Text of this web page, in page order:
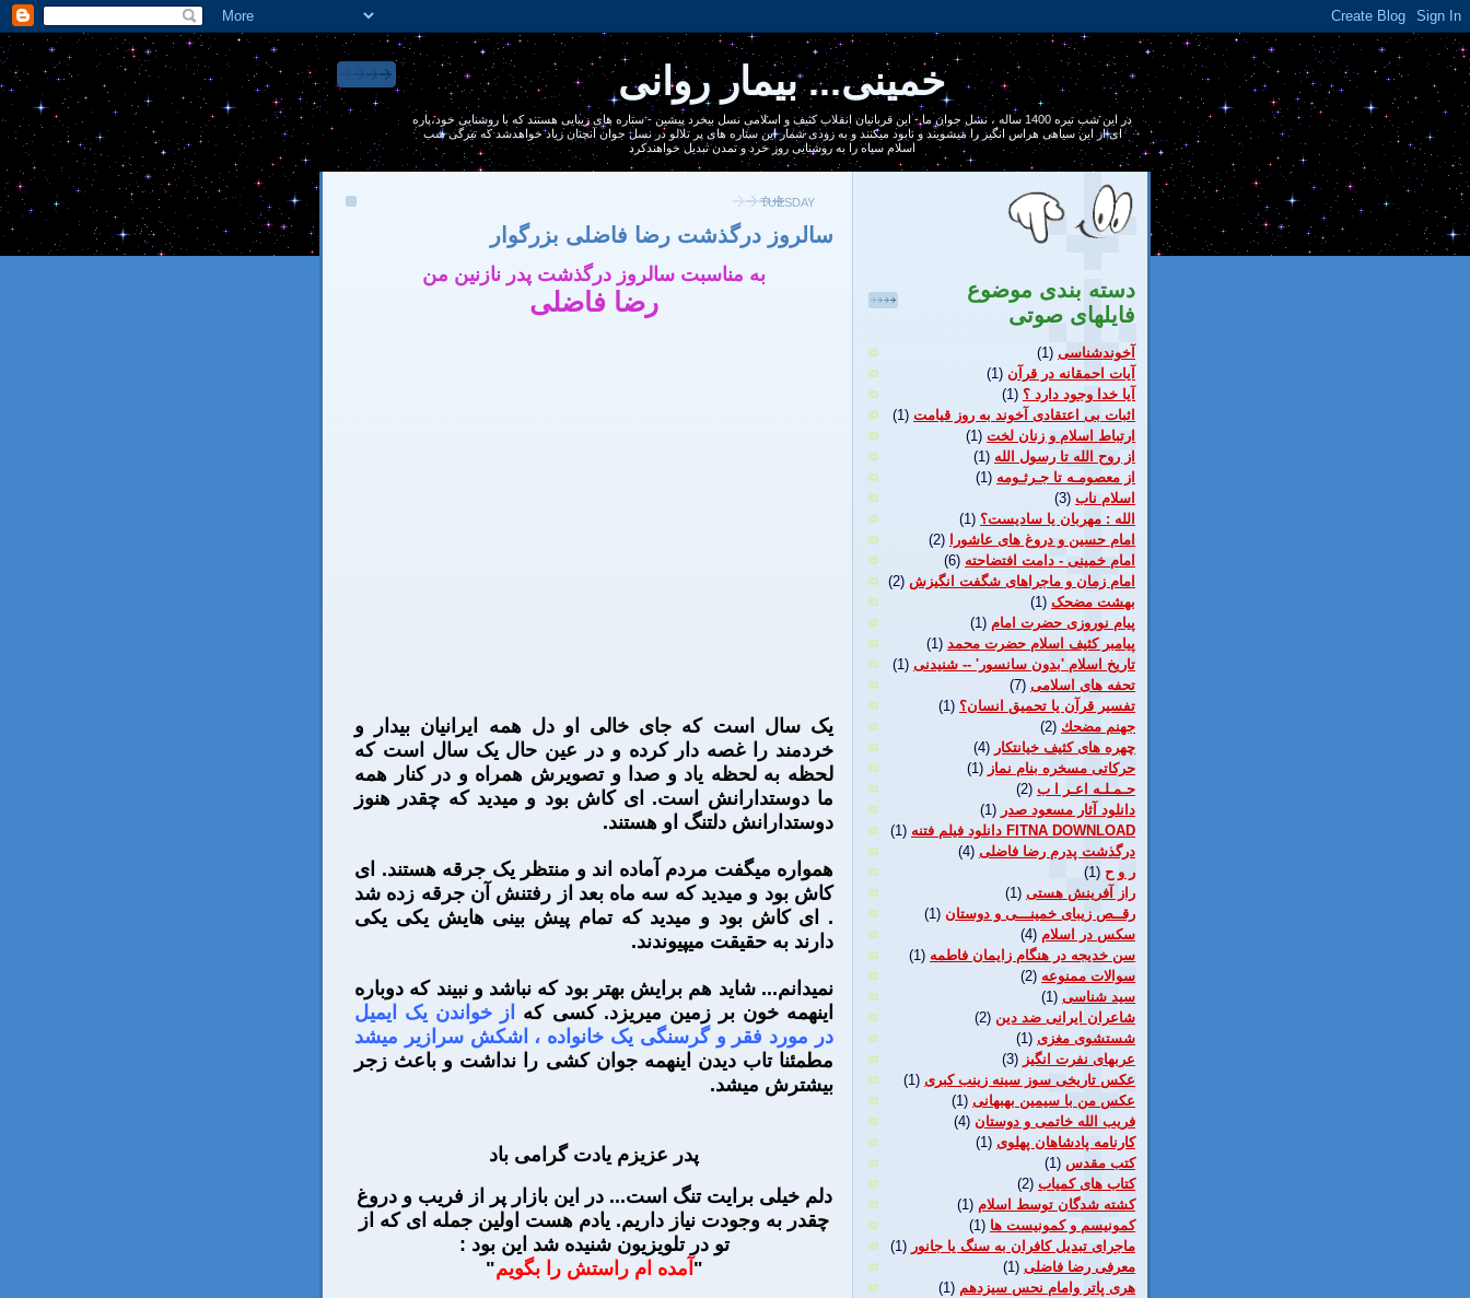
خمینی... بیمار روانی
در اين شب تيره 1400 ساله ، نسل جوان ما - اين قربانيان انقلاب كثيف و اسلامی نسل بيخرد پيشين - ستاره های زيبايی هستند كه با روشنايی خود،پاره
ای از اين سياهی هراس انگيز را ميشويند و نابود ميكنند و به زودی شمار اين ستاره های پر تلالو در نسل جوان آنچنان زياد خواهدشد كه تيرگی شب
اسلام سياه را به روشنايی روز خرد و تمدن تبديل خواهندكرد
TUESDAY
سالروز درگذشت رضا فاضلی بزرگوار
به مناسبت سالروز درگذشت پدر نازنین من
رضا فاضلی
یک سال است که جای خالی او دل همه ایرانیان بیدار و
خردمند را غصه دار کرده و در عین حال یک سال است که
لحظه به لحظه یاد و صدا و تصویرش همراه و در کنار همه
ما دوستدارانش است. ای کاش بود و میدید که چقدر هنوز
دوستدارانش دلتنگ او هستند.
همواره میگفت مردم آماده اند و منتظر یک جرقه هستند. ای
کاش بود و میدید که سه ماه بعد از رفتنش آن جرقه زده شد
. ای کاش بود و میدید که تمام پیش بینی هایش یکی یکی
دارند به حقیقت میپیوندند.
نمیدانم... شاید هم برایش بهتر بود که نباشد و نبیند که دوباره
اینهمه خون بر زمین میریزد. کسی که
از خواندن یک ایمیل
در مورد فقر و گرسنگی یک خانواده ، اشکش سرازیر میشد
مطمئنا تاب دیدن اینهمه جوان کشی را نداشت و باعث زجر
بیشترش میشد.
پدر عزیزم یادت گرامی باد
دلم خیلی برایت تنگ است... در این بازار پر از فریب و دروغ
چقدر به وجودت نیاز داریم. یادم هست اولین جمله ای که از
تو در تلویزیون شنیده شد این بود :
" آمده ام راستش را بگویم"
دسته بندی موضوع
فایلهای صوتی
آخوندشناسی (1)
آيات احمقانه در قرآن (1)
آیا خدا وجود دارد ؟ (1)
اثبات بی اعتقادی آخوند به روز قيامت (1)
ارتباط اسلام و زنان لخت (1)
از روح الله تا رسول الله (1)
از معصومـه تا جـرثـومه (1)
اسلام ناب (3)
الله : مهربان يا ساديست؟ (1)
امام حسین و دروغ های عاشورا
(2)
امام خمینی - دامت افتضاحته (6)
امام زمان و ماجراهای شگفت انگیزش (2)
بهشت مضحک (1)
پيام نوروزی حضرت امام (1)
پیامبر کثیف اسلام حضرت محمد (1)
تاريخ اسلام 'بدون سانسور' -- شنیدنی (1)
تحفه های اسلامی (7)
تفسیر قرآن یا تحمیق انسان؟ (1)
جهنم مضحك (2)
چهره های کثیف خیانتکار (4)
حرکاتی مسخره بنام نماز (1)
حـمـلـه اعـر ا ب (2)
دانلود آثار مسعود صدر (1)
دانلود فيلم فتنه FITNA DOWNLOAD
(1)
درگذشت پدرم رضا فاضلی (4)
ر و ح (1)
راز آفرينش هستی (1)
رقــص زيبای خمينـــی و دوستان (1)
سکس در اسلام (4)
سن خديجه در هنگام زايمان فاطمه (1)
سوالات ممنوعه (2)
سيد شناسی (1)
شاعران ایرانی ضد دین (2)
شستشوی مغزی (1)
عربهای نفرت انگيز (3)
عکس تاریخی سوز سینه زینب کبری (1)
عکس من با سیمین بهبهانی (1)
فریب الله خاتمی و دوستان (4)
كارنامه پادشاهان پهلوی (1)
كتب مقدس (1)
کتاب های كمياب (2)
کشته شدگان توسط اسلام (1)
کمونیسم و کمونیست ها (1)
ماجرای تبدیل کافران به سنگ یا جانور (1)
معرفی رضا فاضلی (1)
هری پاتر وامام نحس سيزدهم (1)